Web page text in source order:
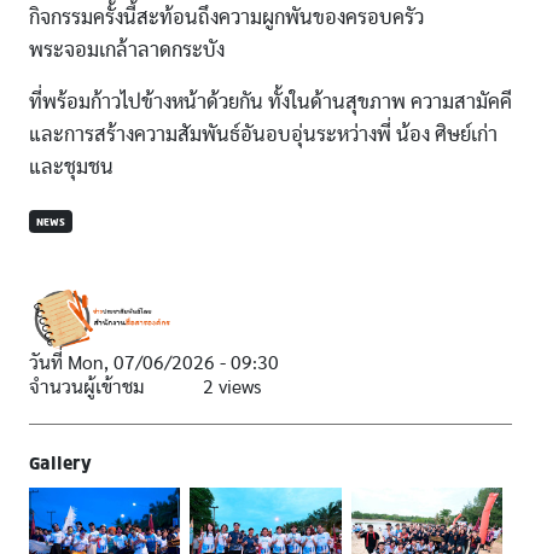
กิจกรรมครั้งนี้สะท้อนถึงความผูกพันของครอบครัว
พระจอมเกล้าลาดกระบัง
ที่พร้อมก้าวไปข้างหน้าด้วยกัน ทั้งในด้านสุขภาพ ความสามัคคี
และการสร้างความสัมพันธ์อันอบอุ่นระหว่างพี่ น้อง ศิษย์เก่า
และชุมชน
NEWS
วันที่ Mon, 07/06/2026 - 09:30
จำนวนผู้เข้าชม
2 views
Gallery